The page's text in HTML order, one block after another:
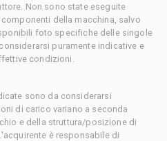
Non sono state eseguite
della macchina, salvo
foto specifiche delle singole
puramente indicative e
condizioni.
sono da considerarsi
di carico variano a seconda
e della struttura/posizione di
è responsabile di